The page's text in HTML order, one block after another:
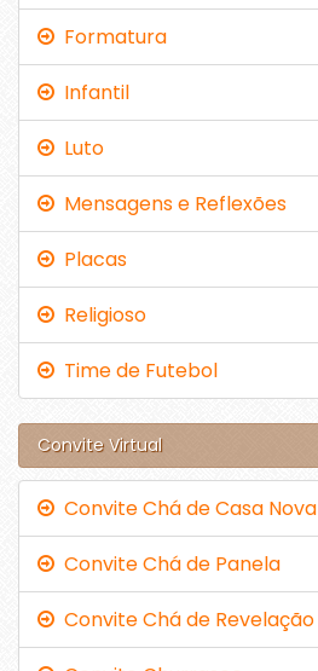
Formatura
Infantil
Luto
Mensagens e Reflexões
Placas
Religioso
Time de Futebol
Convite Virtual
Convite Chá de Casa Nova
Convite Chá de Panela
Convite Chá de Revelação